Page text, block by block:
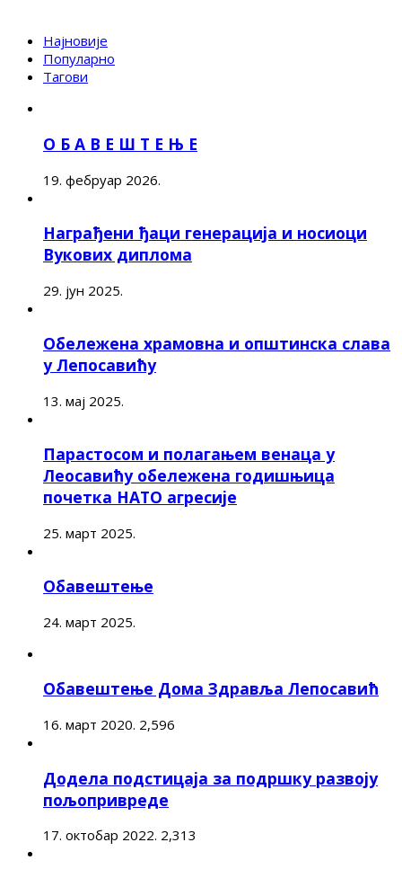
Најновије
Популарно
Тагови
О Б А В Е Ш Т Е Њ Е
19. фебруар 2026.
Награђени ђаци генерација и носиоци
Вукових диплома
29. јун 2025.
Обележена храмовна и општинска слава
у Лепосавићу
13. мај 2025.
Парастосом и полагањем венаца у
Леосавићу обележена годишњица
почетка НАТО агресије
25. март 2025.
Обавештење
24. март 2025.
Обавештење Дома Здравља Лепосавић
16. март 2020. 2,596
Додела подстицаја за подршку развоју
пољопривреде
17. октобар 2022. 2,313